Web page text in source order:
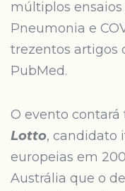
múltiplos ensaios
Pneumonia e
trezentos artigos
PubMed.
O evento
Lotto, candidato
europeias em
Austrália que o